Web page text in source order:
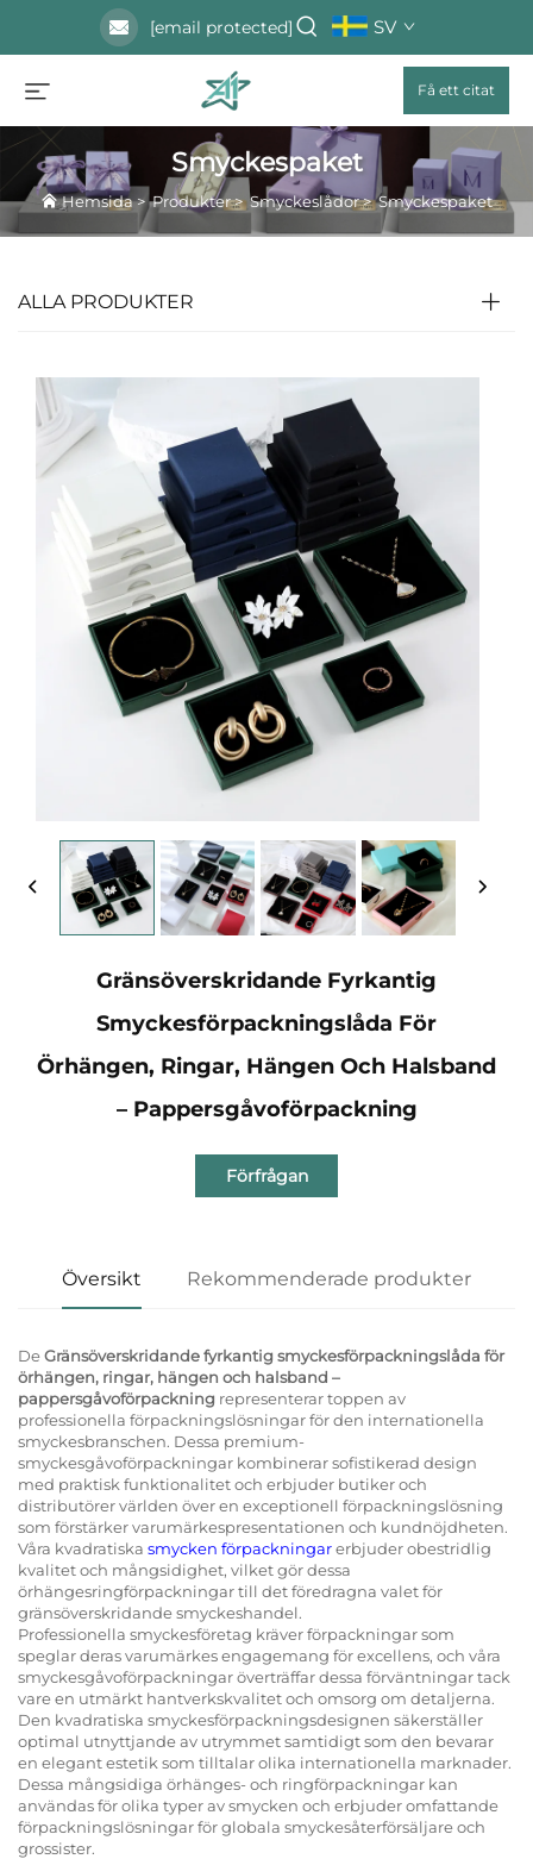
[email protected] SV
Få ett citat
Smyckespaket
Hemsida>Produkter>Smyckeslådor>Smyckespaket
ALLA PRODUKTER
Gränsöverskridande Fyrkantig
Smyckesförpackningslåda För
Örhängen, Ringar, Hängen Och Halsband
– Pappersgåvoförpackning
Förfrågan
Översikt Rekommenderade produkter
DeGränsöverskridande fyrkantig smyckesförpackningslåda för
örhängen, ringar, hängen och halsband –
pappersgåvoförpackning representerar toppen av
professionella förpackningslösningar för den internationella
smyckesbranschen. Dessa premium-
smyckesgåvoförpackningar kombinerar sofistikerad design
med praktisk funktionalitet och erbjuder butiker och
distributörer världen över en exceptionell förpackningslösning
som förstärker varumärkespresentationen och kundnöjdheten.
Våra kvadratiska smycken förpackningarerbjuder obestridlig
kvalitet och mångsidighet, vilket gör dessa
örhängesringförpackningar till det föredragna valet för
gränsöverskridande smyckeshandel.
Professionella smyckesföretag kräver förpackningar som
speglar deras varumärkes engagemang för excellens, och våra
smyckesgåvoförpackningar överträffar dessa förväntningar tack
vare en utmärkt hantverkskvalitet och omsorg om detaljerna.
Den kvadratiska smyckesförpackningsdesignen säkerställer
optimal utnyttjande av utrymmet samtidigt som den bevarar
en elegant estetik som tilltalar olika internationella marknader.
Dessa mångsidiga örhänges- och ringförpackningar kan
användas för olika typer av smycken och erbjuder omfattande
förpackningslösningar för globala smyckesåterförsäljare och
grossister.